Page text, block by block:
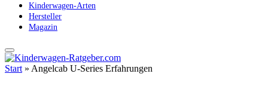
Kinderwagen-Arten
Hersteller
Magazin
Start » Angelcab U-Series Erfahrungen